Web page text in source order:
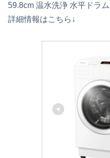
59.8cm 温水洗浄 水平ドラ
詳細情報はこちら↓